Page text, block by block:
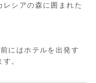
シアの森に囲まれた
にはホテルを出発す
。